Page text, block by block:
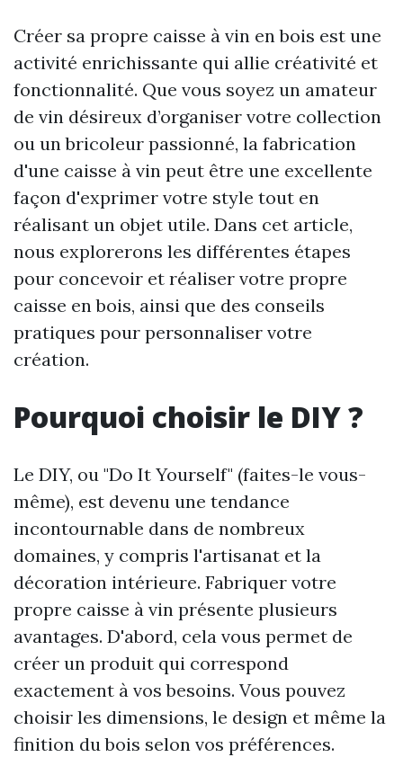
Créer sa propre caisse à vin en bois est une
activité enrichissante qui allie créativité et
fonctionnalité. Que vous soyez un amateur
de vin désireux d’organiser votre collection
ou un bricoleur passionné, la fabrication
d'une caisse à vin peut être une excellente
façon d'exprimer votre style tout en
réalisant un objet utile. Dans cet article,
nous explorerons les différentes étapes
pour concevoir et réaliser votre propre
caisse en bois, ainsi que des conseils
pratiques pour personnaliser votre
création.
Pourquoi choisir le DIY ?
Le DIY, ou "Do It Yourself" (faites-le vous-
même), est devenu une tendance
incontournable dans de nombreux
domaines, y compris l'artisanat et la
décoration intérieure. Fabriquer votre
propre caisse à vin présente plusieurs
avantages. D'abord, cela vous permet de
créer un produit qui correspond
exactement à vos besoins. Vous pouvez
choisir les dimensions, le design et même la
finition du bois selon vos préférences.